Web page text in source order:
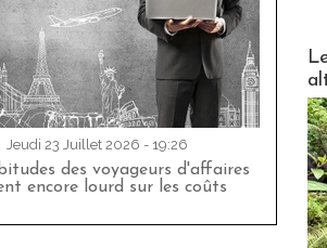
Jeudi 23 Juillet 2026 - 19:26
des voyageurs d'affaires
encore lourd sur les coûts